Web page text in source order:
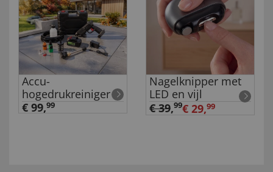
Accu-
hogedrukreiniger
€ 99,99
Nagelknipper met
LED en vijl
€ 39,99€ 29,99